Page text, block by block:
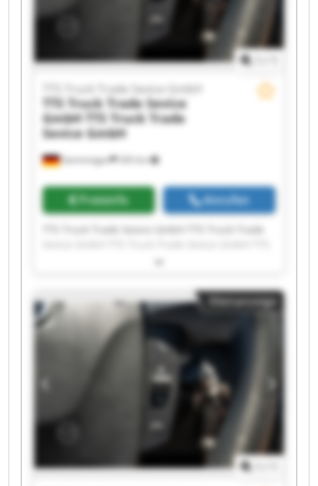
Gemmingen 265 km
TTS Truck Trade Sevice GmbH
TTS Truck Trade Sevice
GmbH TTS Truck Trade
Sevice GmbH
Preisinfo Anrufen
TTS Truck Trade Sevice GmbH TTS Truck Trade
Truck Trade Sevice GmbH TTS Truck Trade
Truck Trade Sevice GmbH TTS Truck Trade
Sevice GmbH TTS Truck Trade Sevice GmbH TTS
Truck Trade Sevice GmbH TTS Truck Trade
Sevice GmbH TTS Truck Trade Sevice GmbH TTS
Truck Trade Sevice GmbH TTS Truck Trade
Sevice GmbH TTS Truck Trade Sevice GmbH TTS
Truck Trade Sevice GmbH TTS Truck Trade
Sevice GmbH TTS Truck Trade Sevice GmbH TTS
Truck Trade Sevice GmbH TTS Truck Trade
Sevice GmbH
Kleinanzeige